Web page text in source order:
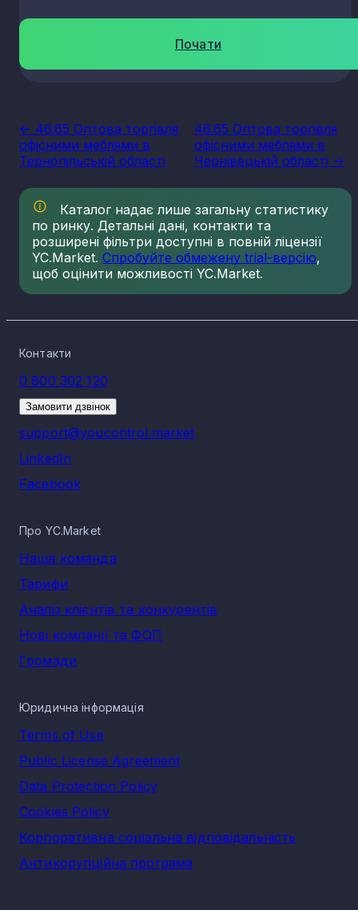
Почати
<- 46.65 Оптова торгівля
офісними меблями в
Тернопільській області
46.65 Оптова торгівля
офісними меблями в
Чернівецькій області ->
Каталог надає лише загальну статистику
по ринку. Детальні дані, контакти та
розширені фільтри доступні в повній ліцензії
YC.Market. Спробуйте обмежену trial-версію,
щоб оцінити можливості YC.Market.
Контакти
0 800 302 120
Замовити дзвінок
support@youcontrol.market
LinkedIn
Facebook
Про YC.Market
Наша команда
Тарифи
Аналіз клієнтів та конкурентів
Нові компанії та ФОП
Громади
Юридична інформація
Terms of Use
Public License Agreement
Data Protection Policy
Cookies Policy
Корпоративна соціальна відповідальність
Антикорупційна програма